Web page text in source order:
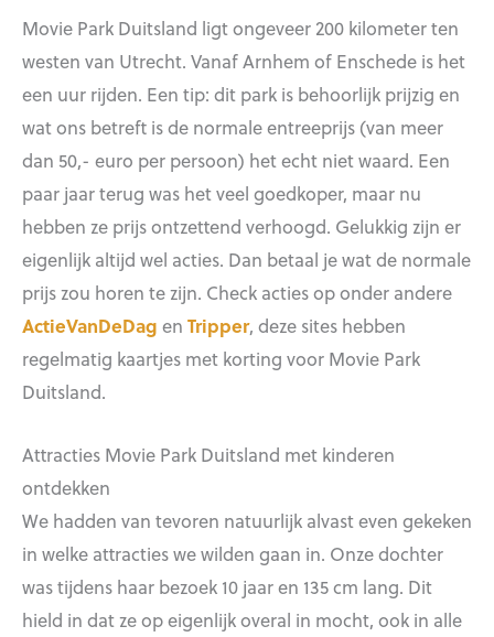
Movie Park Duitsland ligt ongeveer 200 kilometer ten
westen van Utrecht. Vanaf Arnhem of Enschede is het
een uur rijden. Een tip: dit park is behoorlijk prijzig en
wat ons betreft is de normale entreeprijs (van meer
dan 50,- euro per persoon) het echt niet waard. Een
paar jaar terug was het veel goedkoper, maar nu
hebben ze prijs ontzettend verhoogd. Gelukkig zijn er
eigenlijk altijd wel acties. Dan betaal je wat de normale
prijs zou horen te zijn. Check acties op onder andere
ActieVanDeDag en Tripper, deze sites hebben
regelmatig kaartjes met korting voor Movie Park
Duitsland.
Attracties Movie Park Duitsland met kinderen
ontdekken
We hadden van tevoren natuurlijk alvast even gekeken
in welke attracties we wilden gaan in. Onze dochter
was tijdens haar bezoek 10 jaar en 135 cm lang. Dit
hield in dat ze op eigenlijk overal in mocht, ook in alle